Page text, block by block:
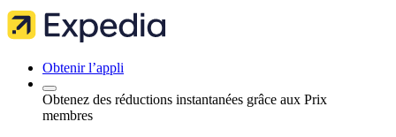
Obtenir l’appli
Obtenez des réductions instantanées grâce aux Prix
membres